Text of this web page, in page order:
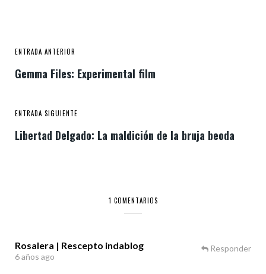
ENTRADA ANTERIOR
Gemma Files: Experimental film
ENTRADA SIGUIENTE
Libertad Delgado: La maldición de la bruja beoda
1 COMENTARIOS
Rosalera | Rescepto indablog
6 años ago
Responder